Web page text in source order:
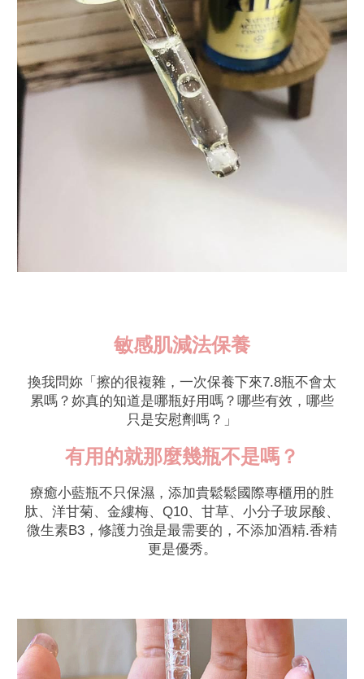
敏感肌減法保養
換我問妳「擦的很複雜，一次保養下來7.8瓶不會太
累嗎？妳真的知道是哪瓶好用嗎？哪些有效，哪些
只是安慰劑嗎？」
有用的就那麼幾瓶不是嗎？
療癒小藍瓶不只保濕，添加貴鬆鬆國際專櫃用的胜
肽、洋甘菊、金縷梅、Q10、甘草、小分子玻尿酸、
微生素B3，修護力強是最需要的，不添加酒精.香精
更是優秀。